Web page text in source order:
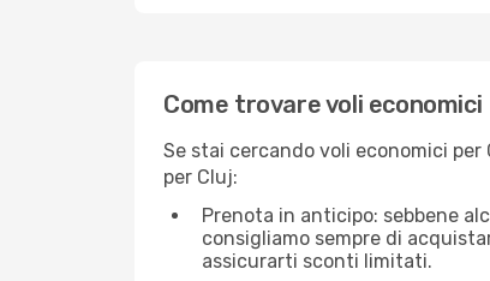
Come trovare voli economici
Se stai cercando voli economici
per Cluj:
Prenota in anticipo: sebbene
consigliamo sempre di
assicurarti sconti limitati.